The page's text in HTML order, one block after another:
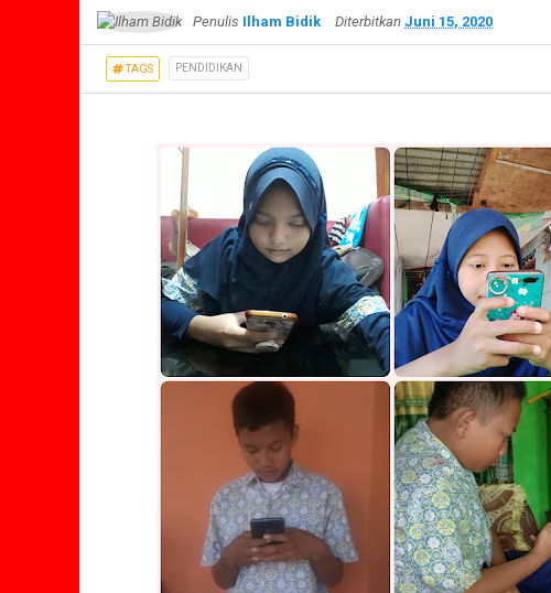
Penulis Ilham Bidik Diterbitkan Juni 15, 2020
TAGS PENDIDIKAN